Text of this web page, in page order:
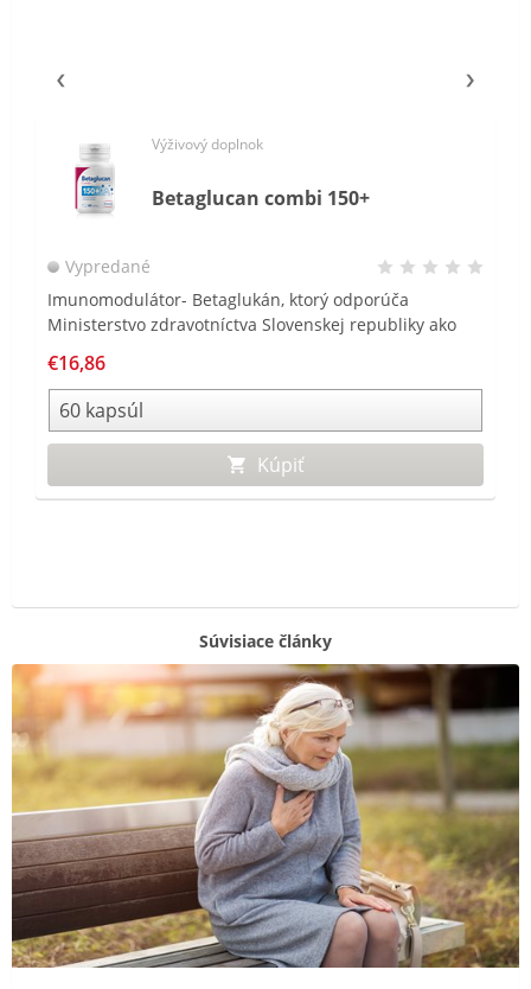
Výživový doplnok
Betaglucan combi 150+
Vypredané
Imunomodulátor- Betaglukán, ktorý odporúča
Ministerstvo zdravotníctva Slovenskej republiky ako
€16,86
Kúpiť
Súvisiace články